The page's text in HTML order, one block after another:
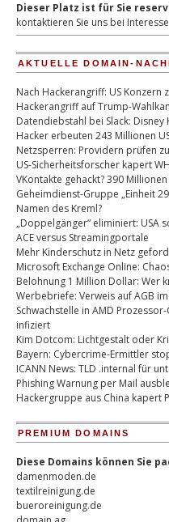
Dieser Platz ist für Sie
kontaktieren Sie uns bei Interesse
AKTUELLE DOMAIN-
Nach Hackerangriff: US Konzern
Hackerangriff auf Trump-
Datendiebstahl bei Slack:
Hacker erbeuten 243 Millionen
Netzsperren: Providern prüfen
US-Sicherheitsforscher kapert
VKontakte gehackt? 390
Geheimdienst-Gruppe „Einheit
Namen des Kreml?
„Doppelgänger“ eliminiert: USA
ACE versus Streamingportale
Mehr Kinderschutz in Netz
Microsoft Exchange Online:
Belohnung 1 Million Dollar: Wer
Werbebriefe: Verweis auf AGB
Schwachstelle in AMD
infiziert
Kim Dotcom: Lichtgestalt oder
Bayern: Cybercrime-Ermittler
ICANN News: TLD .internal für
Phishing Warnung per Mail
Hackergruppe aus China kapert
PREMIUM DOMAINS
Diese Domains können Sie
damenmoden.de
textilreinigung.de
bueroreinigung.de